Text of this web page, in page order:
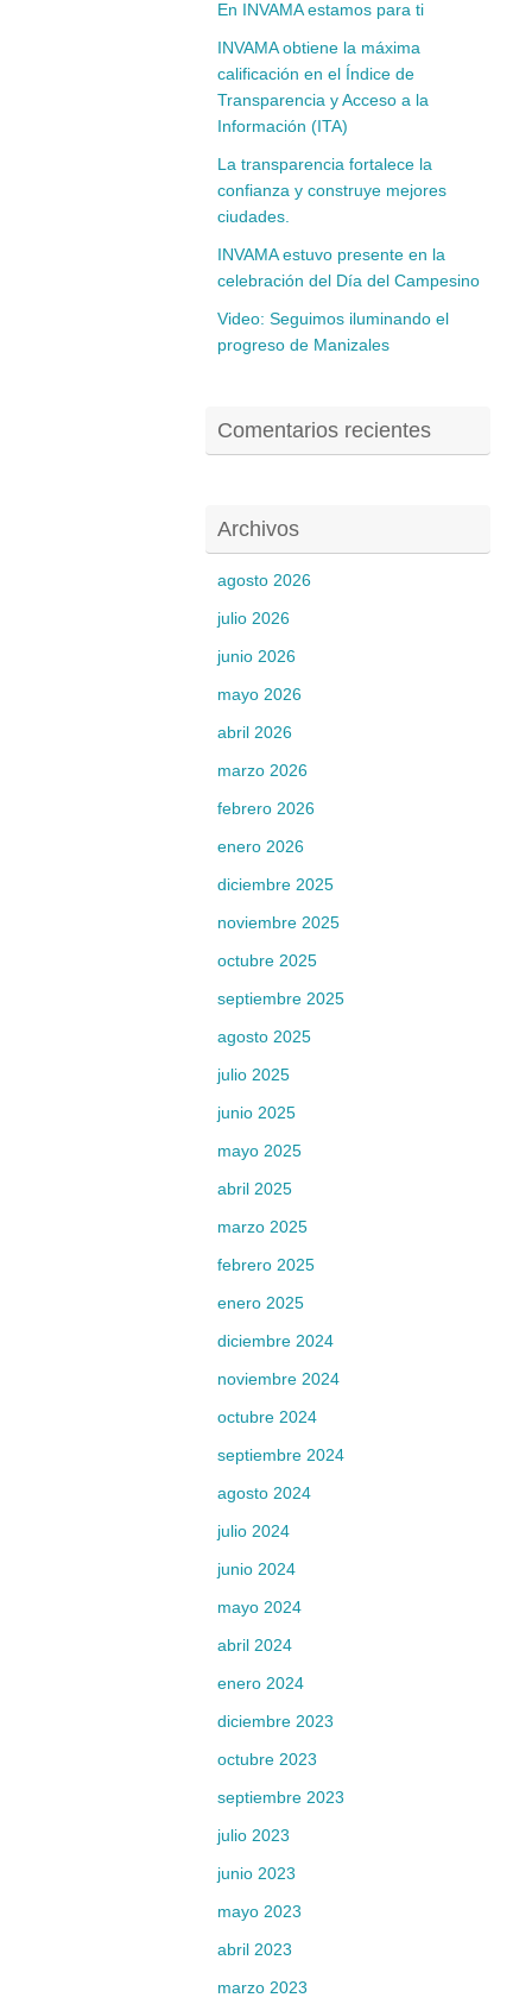
En INVAMA estamos para ti
INVAMA obtiene la máxima
calificación en el Índice de
Transparencia y Acceso a la
Información (ITA)
La transparencia fortalece la
confianza y construye mejores
ciudades.
INVAMA estuvo presente en la
celebración del Día del Campesino
Video: Seguimos iluminando el
progreso de Manizales
Comentarios recientes
Archivos
agosto 2026
julio 2026
junio 2026
mayo 2026
abril 2026
marzo 2026
febrero 2026
enero 2026
diciembre 2025
noviembre 2025
octubre 2025
septiembre 2025
agosto 2025
julio 2025
junio 2025
mayo 2025
abril 2025
marzo 2025
febrero 2025
enero 2025
diciembre 2024
noviembre 2024
octubre 2024
septiembre 2024
agosto 2024
julio 2024
junio 2024
mayo 2024
abril 2024
enero 2024
diciembre 2023
octubre 2023
septiembre 2023
julio 2023
junio 2023
mayo 2023
abril 2023
marzo 2023